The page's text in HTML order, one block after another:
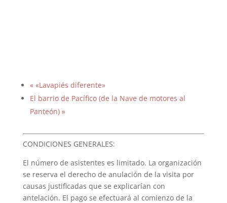
««Lavapiés diferente»
El barrio de Pacífico (de la Nave de motores al
Panteón) »
CONDICIONES GENERALES:
El número de asistentes es limitado. La organización
se reserva el derecho de anulación de la visita por
causas justificadas que se explicarían con
antelación. El pago se efectuará al comienzo de la